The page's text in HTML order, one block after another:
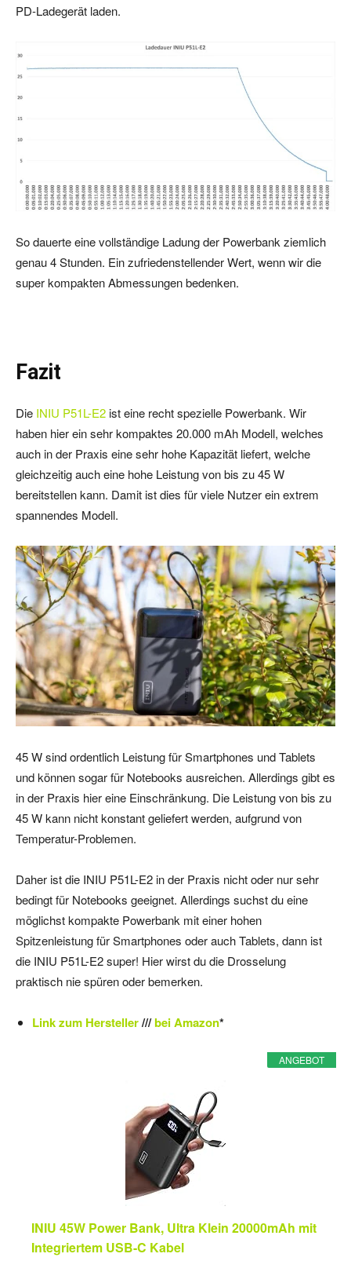
PD-Ladegerät laden.
So dauerte eine vollständige Ladung der Powerbank ziemlich
genau 4 Stunden. Ein zufriedenstellender Wert, wenn wir die
super kompakten Abmessungen bedenken.
Fazit
Die INIU P51L-E2ist eine recht spezielle Powerbank. Wir
haben hier ein sehr kompaktes 20.000 mAh Modell, welches
auch in der Praxis eine sehr hohe Kapazität liefert, welche
gleichzeitig auch eine hohe Leistung von bis zu 45 W
bereitstellen kann. Damit ist dies für viele Nutzer ein extrem
spannendes Modell.
45 W sind ordentlich Leistung für Smartphones und Tablets
und können sogar für Notebooks ausreichen. Allerdings gibt es
in der Praxis hier eine Einschränkung. Die Leistung von bis zu
45 W kann nicht konstant geliefert werden, aufgrund von
Temperatur-Problemen.
Daher ist die INIU P51L-E2 in der Praxis nicht oder nur sehr
bedingt für Notebooks geeignet. Allerdings suchst du eine
möglichst kompakte Powerbank mit einer hohen
Spitzenleistung für Smartphones oder auch Tablets, dann ist
die INIU P51L-E2 super! Hier wirst du die Drosselung
praktisch nie spüren oder bemerken.
Link zum Hersteller///bei Amazon*
ANGEBOT
INIU 45W Power Bank, Ultra Klein 20000mAh mit
Integriertem USB-C Kabel